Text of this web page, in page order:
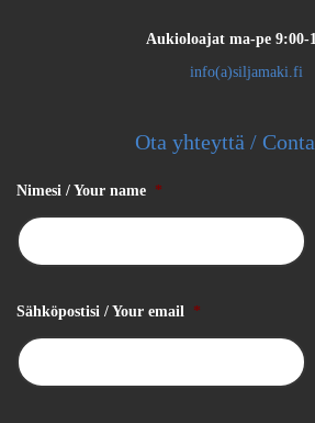
Aukioloajat ma-pe 9:00-
info(a)siljamaki.fi
Ota yhteyttä /
Nimesi / Your name *
Sähköpostisi / Your email *